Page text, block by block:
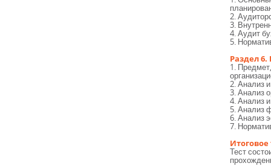
2.
3.
4. Аудит
5.
Раздел
1.
2. Анализ
3. Анализ
4. Анализ
5. Анализ
6. Анализ
7.
Тест